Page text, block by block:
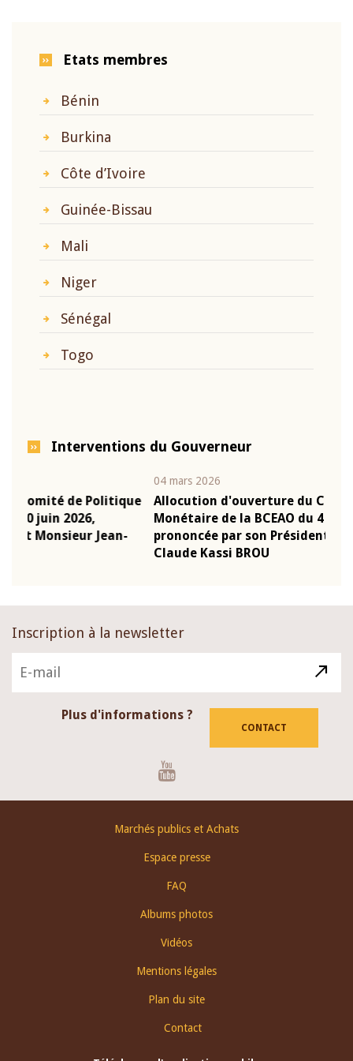
Etats membres
Bénin
Burkina
Côte d’Ivoire
Guinée-Bissau
Mali
Niger
Sénégal
Togo
Interventions du Gouverneur
Allocution d'ouverture du Comité de Politique
Monétaire de la BCEAO du 4 mars 2026,
prononcée par son Président Monsieur Jean-
Inscription à la newsletter
Plus d'informations ?
CONTACT
Marchés publics et Achats
Espace presse
FAQ
Albums photos
Vidéos
Mentions légales
Plan du site
Contact